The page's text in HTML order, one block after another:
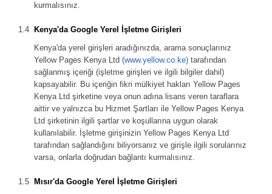
kurmalısınız.
Kenya'da Google Yerel İşletme Girişleri
Kenya'da yerel girişleri aradığınızda, arama sonuçlarınız
Yellow Pages Kenya Ltd (www.yellow.co.ke) tarafından
sağlanmış içeriği (işletme girişleri ve ilgili bilgiler dahil)
kapsayabilir. Bu içeriğin fikri mülkiyet hakları Yellow Pages
Kenya Ltd şirketine veya onun adına lisans veren taraflara
aittir ve yalnızca bu Hizmet Şartları ile Yellow Pages Kenya
Ltd şirketinin ilgili şartlar ve koşullarına uygun olarak
kullanılabilir. İşletme girişinizin Yellow Pages Kenya Ltd
tarafından sağlandığını biliyorsanız ve girişle ilgili sorularınız
varsa, onlarla doğrudan bağlantı kurmalısınız.
Mısır'da Google Yerel İşletme Girişleri